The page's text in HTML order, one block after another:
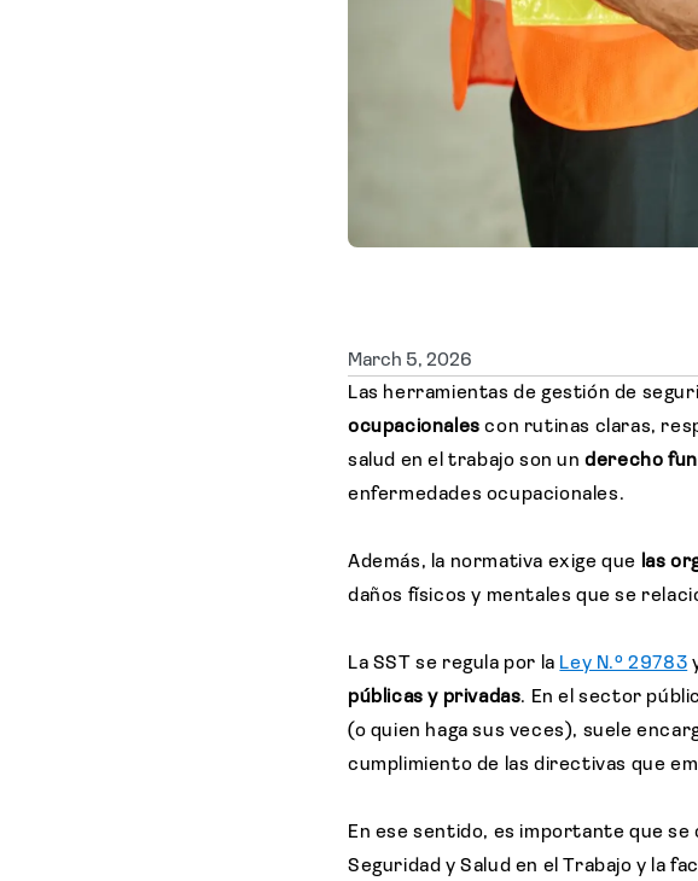
March 5, 2026
Las herramientas de gestión de
ocupacionalescon rutinas claras,
salud en el trabajo son underecho
enfermedades ocupacionales.
Además, la normativa exige que las
daños físicos y mentales que se
La SST se regula por la Ley N.º 29783
públicas y privadas. En el sector
(o quien haga sus veces), suele
cumplimiento de las directivas que
En ese sentido, es importante que
Seguridad y Salud en el Trabajo y la